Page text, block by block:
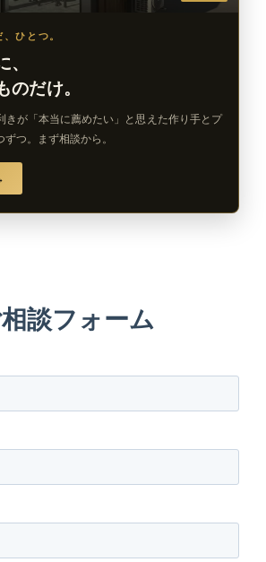
ひとつ。
、
のだけ。
きが「本当に薦めたい」と思えた作り手とプ
つ。まず相談から。